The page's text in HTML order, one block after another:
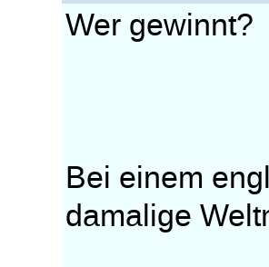
Wer gewinnt?
Bei einem
damalige